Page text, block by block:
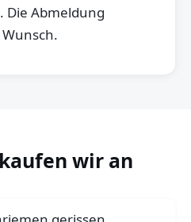
Die Abmeldung
wir an